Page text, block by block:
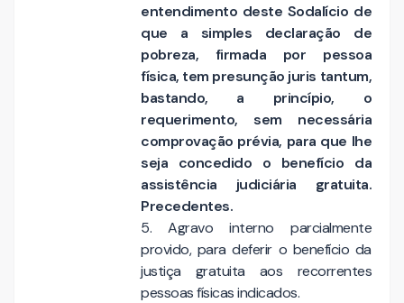
entendimento deste Sodalício de
que a simples declaração de
pobreza, firmada por pessoa
física, tem presunção juris tantum,
bastando, a princípio, o
requerimento, sem necessária
comprovação prévia, para que lhe
seja concedido o benefício da
assistência judiciária gratuita.
Precedentes.
5. Agravo interno parcialmente
provido, para deferir o benefício da
justiça gratuita aos recorrentes
pessoas físicas indicados.